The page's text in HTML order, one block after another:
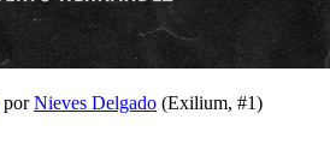
porNieves Delgado (Exilium, #1)